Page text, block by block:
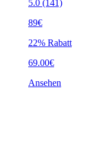
5.0 (141)
89€
22% Rabatt
69.00€
Ansehen